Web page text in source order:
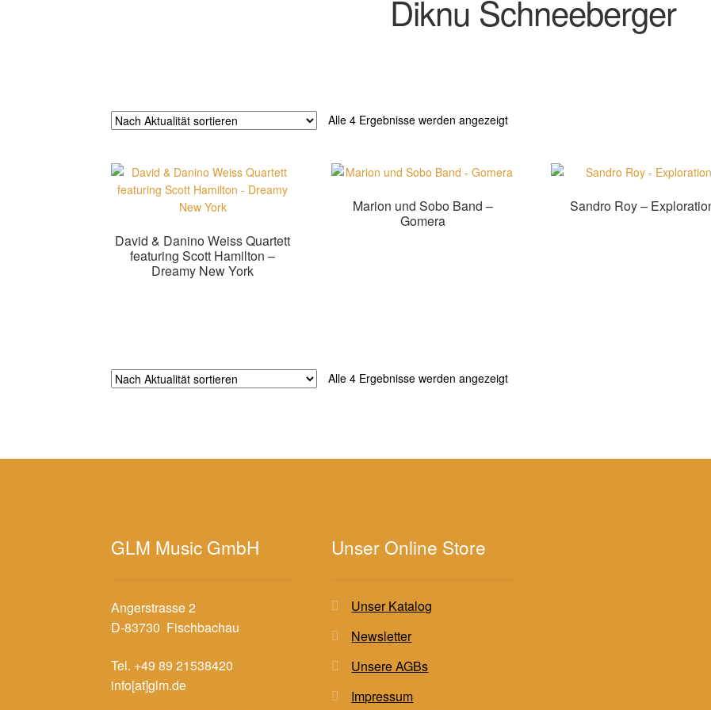
Diknu Schneeberger
Alle 4 Ergebnisse werden angezeigtNach
David & Danino Weiss Quartett
featuring Scott Hamilton –
Dreamy New York
Marion und Sobo Band –
Gomera
Sandro Roy –
Alle 4 Ergebnisse werden angezeigtNach
GLM Music GmbH
Angerstrasse 2
D-83730 Fischbachau
Tel. +49 89 21538420
info[at]glm.de
Unser Online Store
Unser Katalog
Newsletter
Unsere AGBs
Impressum